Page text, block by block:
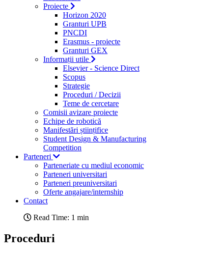
Proiecte
Horizon 2020
Granturi UPB
PNCDI
Erasmus - proiecte
Granturi GEX
Informații utile
Elsevier - Science Direct
Scopus
Strategie
Proceduri / Decizii
Teme de cercetare
Comisii avizare proiecte
Echipe de robotică
Manifestări științifice
Student Design & Manufacturing
Competition
Parteneri
Parteneriate cu mediul economic
Parteneri universitari
Parteneri preuniversitari
Oferte angajare/internship
Contact
Read Time: 1 min
Proceduri